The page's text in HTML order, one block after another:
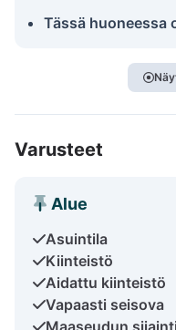
Tässä huoneessa
Varusteet
Alue
Asuintila
Kiinteistö
Aidattu kiinteistö
Vapaasti seisova
Maaseudun sijainti